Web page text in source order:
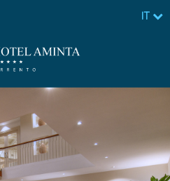
IT